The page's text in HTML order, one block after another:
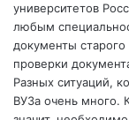
университетов
любым
документы
проверки
Разных ситуаций,
ВУЗа очень много.